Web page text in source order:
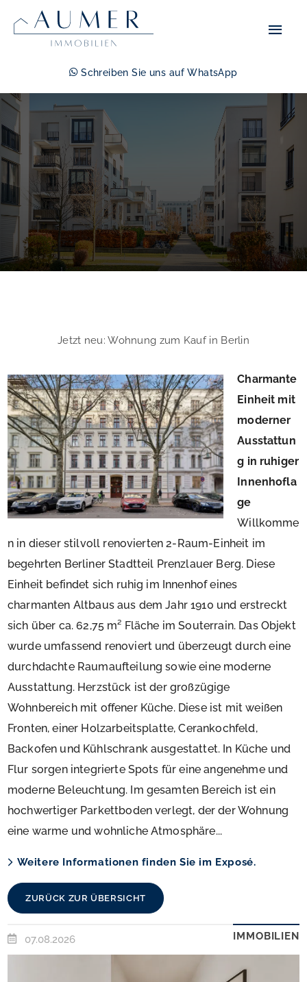
Schreiben Sie uns auf WhatsApp
Jetzt neu: Wohnung zum Kauf in Berlin
Charmante
Einheit mit
moderner
Ausstattun
g in ruhiger
Innenhofla
ge
Willkomme
n in dieser stilvoll renovierten 2-Raum-Einheit im
begehrten Berliner Stadtteil Prenzlauer Berg. Diese
Einheit befindet sich ruhig im Innenhof eines
charmanten Altbaus aus dem Jahr 1910 und erstreckt
sich über ca. 62,75 m² Fläche im Souterrain. Das Objekt
wurde umfassend renoviert und überzeugt durch eine
durchdachte Raumaufteilung sowie eine moderne
Ausstattung. Herzstück ist der großzügige
Wohnbereich mit offener Küche. Diese ist mit weißen
Fronten, einer Holzarbeitsplatte, Cerankochfeld,
Backofen und Kühlschrank ausgestattet. In Küche und
Flur sorgen integrierte Spots für eine angenehme und
moderne Beleuchtung. Im gesamten Bereich ist ein
hochwertiger Parkettboden verlegt, der der Wohnung
eine warme und wohnliche Atmosphäre...
Weitere Informationen finden Sie im Exposé.
ZURÜCK ZUR ÜBERSICHT
07.08.2026 IMMOBILIEN